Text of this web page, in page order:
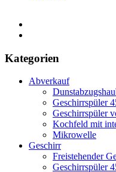
Kategorien
Abverkauf
Geschirrspüler
Geschirrspüler
Kochfeld mit
Mikrowelle
Geschirr
Freistehender
Geschirrspüler